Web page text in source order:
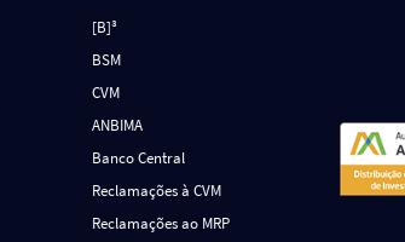
[B]³
BSM
CVM
ANBIMA
Banco Central
Reclamações à CVM
Reclamações ao MRP